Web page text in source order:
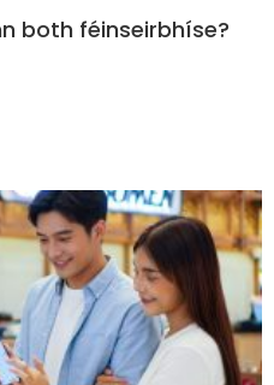
both féinseirbhíse?